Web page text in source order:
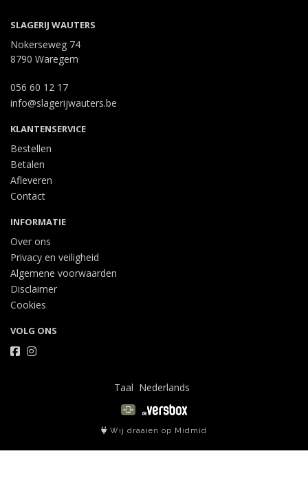
SLAGERIJ WAUTERS
Nokerseweg 74
8790 Waregem
056 60 12 17
info@slagerijwauters.be
KLANTENSERVICE
Bestellen
Betalen
Afleveren
Contact
INFORMATIE
Over ons
Privacy en veiligheid
Algemene voorwaarden
Disclaimer
Cookies
VOLG ONS
Taal
Wij draaien op Midmid